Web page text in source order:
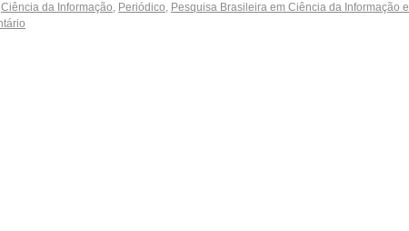
Ciência da Informação, Periódico, Pesquisa Brasileira em Ciência da Informação e